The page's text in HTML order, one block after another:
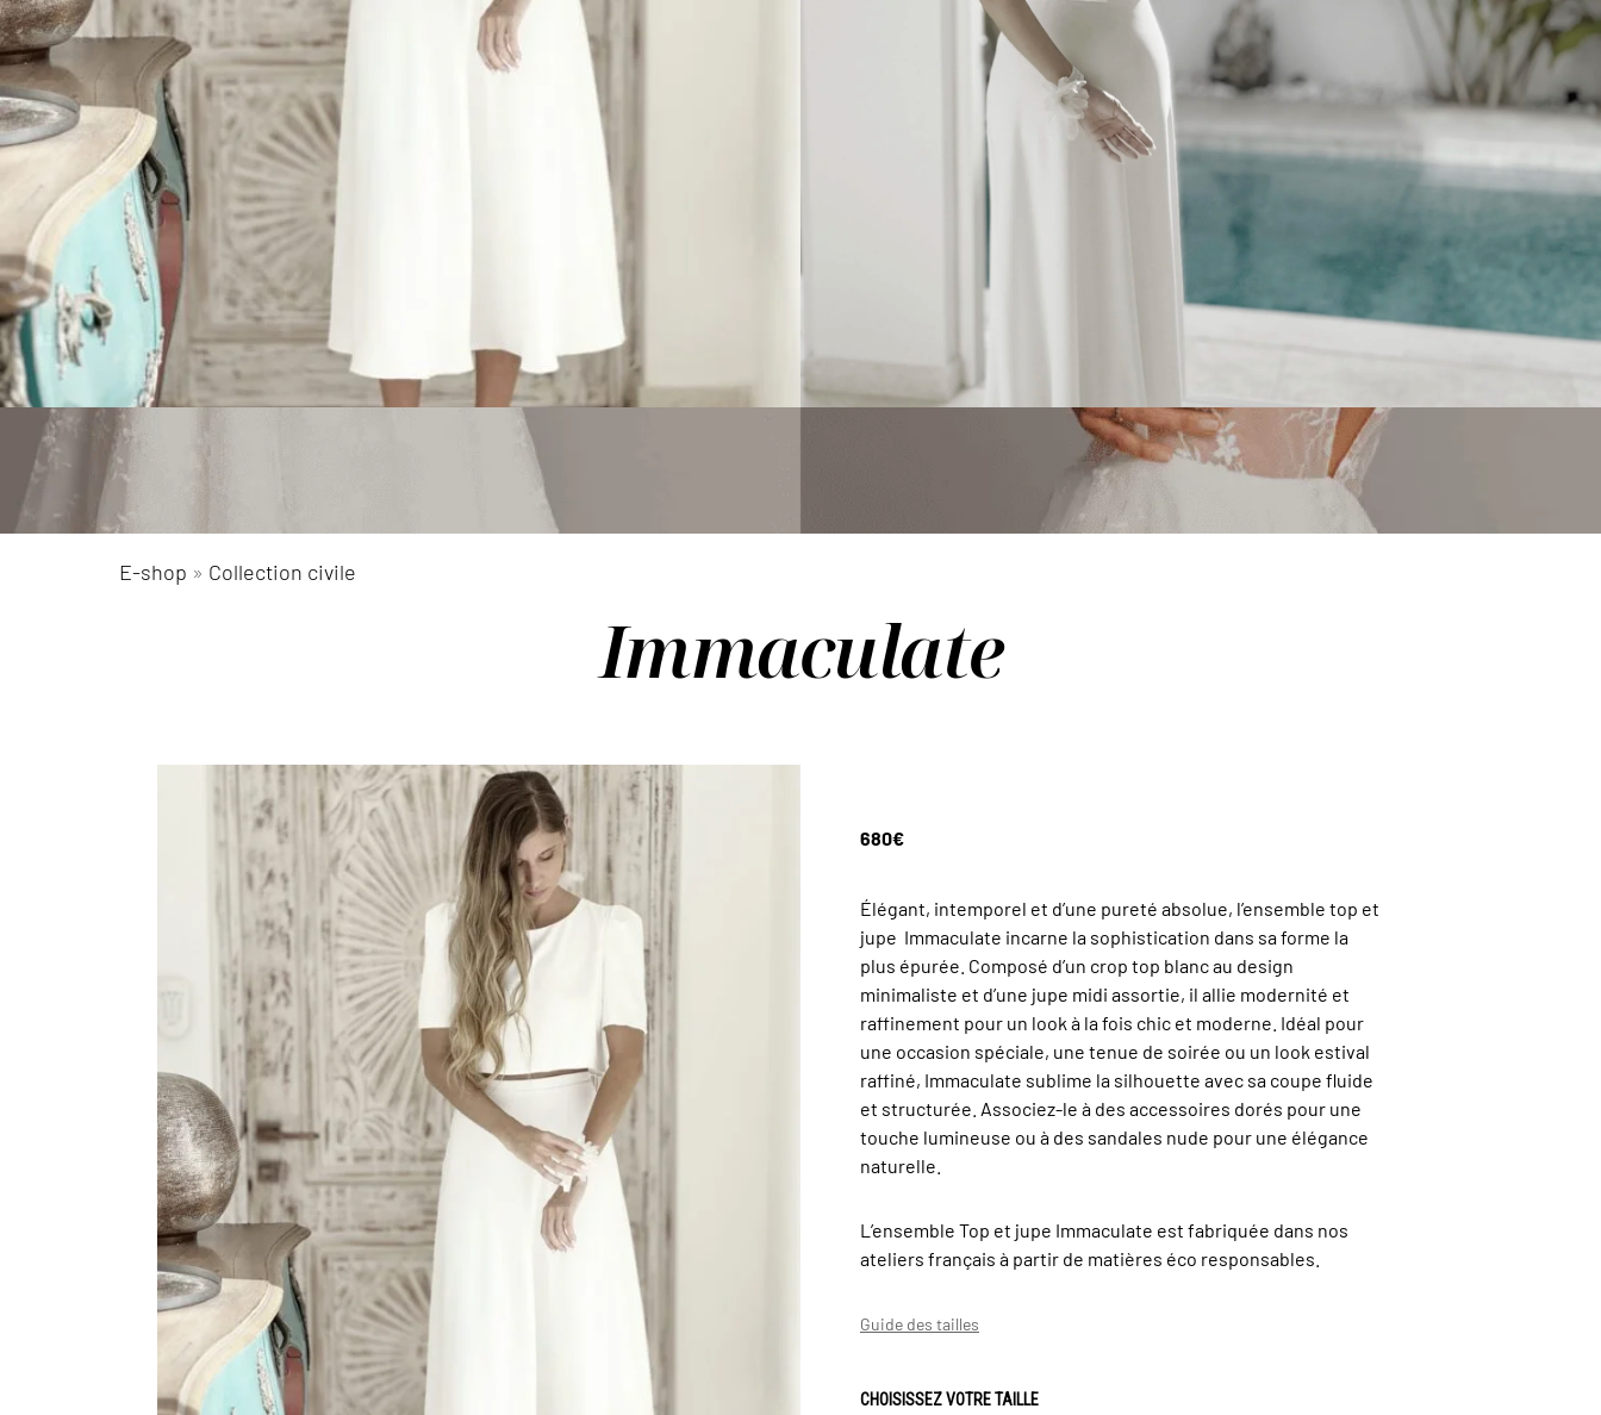
E-shop » Collection civile
Immaculate
680€
Élégant, intemporel et d’une pureté absolue, l’ensemble top et
jupe Immaculate incarne la sophistication dans sa forme la
plus épurée. Composé d’un crop top blanc au design
minimaliste et d’une jupe midi assortie, il allie modernité et
raffinement pour un look à la fois chic et moderne. Idéal pour
une occasion spéciale, une tenue de soirée ou un look estival
raffiné, Immaculate sublime la silhouette avec sa coupe fluide
et structurée. Associez-le à des accessoires dorés pour une
touche lumineuse ou à des sandales nude pour une élégance
naturelle.
L’ensemble Top et jupe Immaculate est fabriquée dans nos
ateliers français à partir de matières éco responsables.
Guide des tailles
CHOISISSEZ VOTRE TAILLE